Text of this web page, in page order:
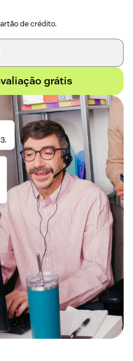
de crédito.
grátis